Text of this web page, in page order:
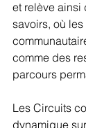
et relève
savoirs, où
comme des
parcours
Les Circuits
dynamique